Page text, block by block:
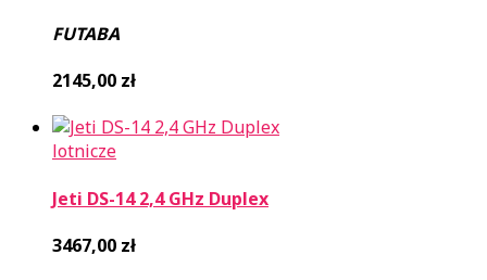
FUTABA
2145,00 zł
lotnicze
Jeti DS-14 2,4 GHz Duplex
3467,00 zł